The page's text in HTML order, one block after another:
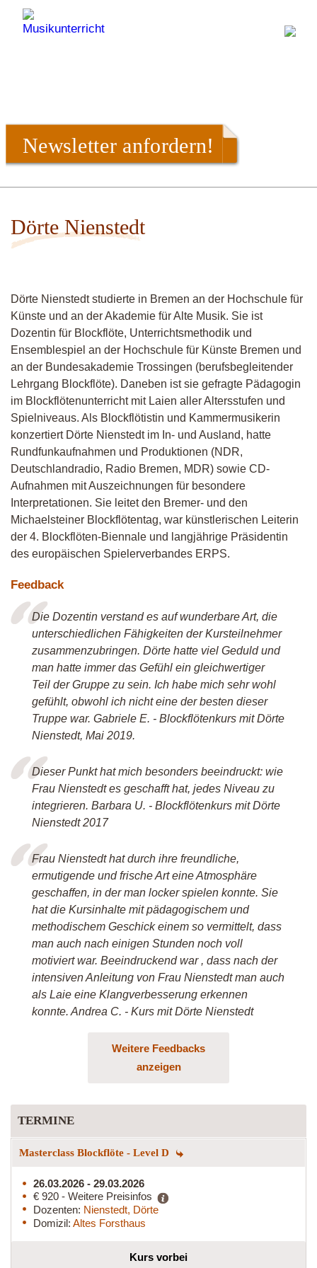
Newsletter anfordern!
Dörte Nienstedt
Dörte Nienstedt studierte in Bremen an der Hochschule für
Künste und an der Akademie für Alte Musik. Sie ist
Dozentin für Blockflöte, Unterrichtsmethodik und
Ensemblespiel an der Hochschule für Künste Bremen und
an der Bundesakademie Trossingen (berufsbegleitender
Lehrgang Blockflöte). Daneben ist sie gefragte Pädagogin
im Blockflötenunterricht mit Laien aller Altersstufen und
Spielniveaus. Als Blockflötistin und Kammermusikerin
konzertiert Dörte Nienstedt im In- und Ausland, hatte
Rundfunkaufnahmen und Produktionen (NDR,
Deutschlandradio, Radio Bremen, MDR) sowie CD-
Aufnahmen mit Auszeichnungen für besondere
Interpretationen. Sie leitet den Bremer- und den
Michaelsteiner Blockflötentag, war künstlerischen Leiterin
der 4. Blockflöten-Biennale und langjährige Präsidentin
des europäischen Spielerverbandes ERPS.
Feedback
Die Dozentin verstand es auf wunderbare Art, die
unterschiedlichen Fähigkeiten der Kursteilnehmer
zusammenzubringen. Dörte hatte viel Geduld und
man hatte immer das Gefühl ein gleichwertiger
Teil der Gruppe zu sein. Ich habe mich sehr wohl
gefühlt, obwohl ich nicht eine der besten dieser
Truppe war. Gabriele E. - Blockflötenkurs mit Dörte
Nienstedt, Mai 2019.
Dieser Punkt hat mich besonders beeindruckt: wie
Frau Nienstedt es geschafft hat, jedes Niveau zu
integrieren. Barbara U. - Blockflötenkurs mit Dörte
Nienstedt 2017
Frau Nienstedt hat durch ihre freundliche,
ermutigende und frische Art eine Atmosphäre
geschaffen, in der man locker spielen konnte. Sie
hat die Kursinhalte mit pädagogischem und
methodischem Geschick einem so vermittelt, dass
man auch nach einigen Stunden noch voll
motiviert war. Beeindruckend war , dass nach der
intensiven Anleitung von Frau Nienstedt man auch
als Laie eine Klangverbesserung erkennen
konnte. Andrea C. - Kurs mit Dörte Nienstedt
Weitere Feedbacks
anzeigen
TERMINE
Masterclass Blockflöte - Level D
26.03.2026 - 29.03.2026
€ 920 - Weitere Preisinfos
Dozenten: Nienstedt, Dörte
Domizil: Altes Forsthaus
Kurs vorbei